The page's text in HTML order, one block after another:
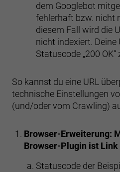
dem Googlebot
fehlerhaft bzw. nicht
diesem Fall wird die
nicht indexiert. Deine
Statuscode „200 OK“
So kannst du eine URL
technische Einstellungen
(und/oder vom Crawling)
Browser-Erweiterung:
Browser-Plugin ist Link
Statuscode der